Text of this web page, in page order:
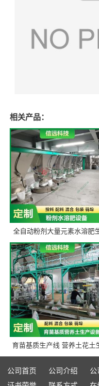
相关产品：
全自动粉剂大量元素水溶肥
产设备 信远科技肥料生产设
源头厂家
育苗基质生产线 营养土花土
产线 有机肥生产线设备
公司首页 公司介绍 公